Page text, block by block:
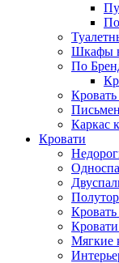
Шкафы
По
Каркас
Кровати
Мягкие